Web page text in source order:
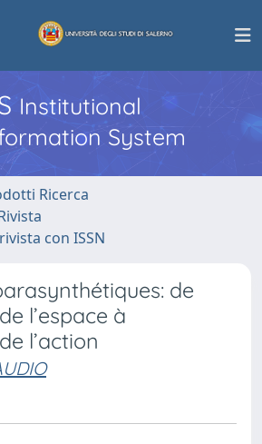
Institutional
System
Ricerca
con ISSN
de
l’espace à
l’action